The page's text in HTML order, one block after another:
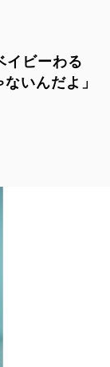
イビーわる
いんだよ」